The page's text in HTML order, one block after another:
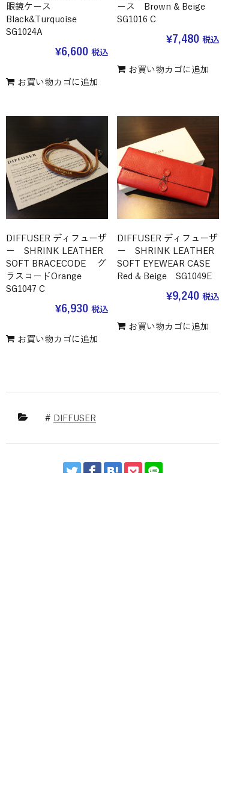
眼鏡ケース
Black&Turquoise
SG1024A
¥6,600 税込
お買い物カゴに追加
ース Brown & Beige
SG1016 C
¥7,480 税込
お買い物カゴに追加
DIFFUSER ディフューザ
ー SHRINK LEATHER
SOFT BRACECODE グ
ラスコードOrange
SG1047 C
¥6,930 税込
お買い物カゴに追加
DIFFUSER ディフューザ
ー SHRINK LEATHER
SOFT EYEWEAR CASE
Red & Beige SG1049E
¥9,240 税込
お買い物カゴに追加
DIFFUSER